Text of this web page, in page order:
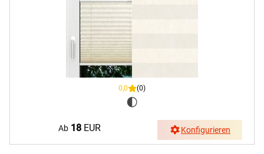
0,0 (0)
Ab 18 EUR Konfigurieren